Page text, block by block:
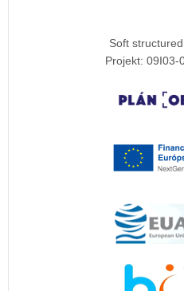
Soft
Projekt: 09I03-